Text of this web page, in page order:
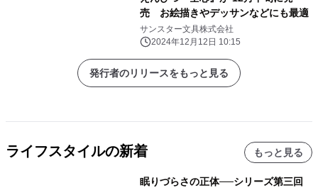
売 お絵描きやデッサンなどにも最適
サンスター文具株式会社
2024年12月12日 10:15
発行者のリリースをもっと見る
ライフスタイルの新着 もっと見る
眠りづらさの正体──シリーズ第三回